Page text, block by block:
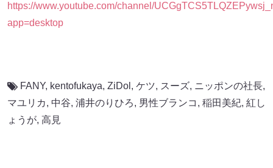
https://www.youtube.com/channel/
app=desktop
FANY, kentofukaya, ZiDol , ケツ, スーズ, ニッポンの社長,
マユリカ, 中谷, 浦井のりひろ, 男性ブランコ , 稲田美紀, 紅し
ょうが, 高見